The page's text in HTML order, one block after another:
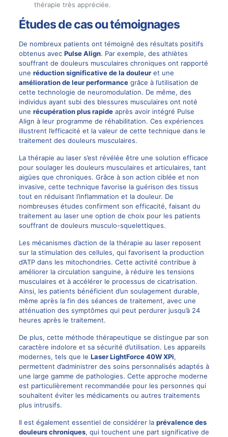
thérapie très appréciée.
Études de cas ou témoignages
De nombreux patients ont témoigné des résultats positifs
obtenus avec Pulse Align. Par exemple, des athlètes
souffrant de douleurs musculaires chroniques ont rapporté
une réduction significative de la douleuret une
amélioration de leur performancegrâce à l’utilisation de
cette technologie de neuromodulation. De même, des
individus ayant subi des blessures musculaires ont noté
une récupération plus rapideaprès avoir intégré Pulse
Align à leur programme de réhabilitation. Ces expériences
illustrent l’efficacité et la valeur de cette technique dans le
traitement des douleurs musculaires.
La thérapie au laser s’est révélée être une solution efficace
pour soulager les douleurs musculaires et articulaires, tant
aigües que chroniques. Grâce à son action ciblée et non
invasive, cette technique favorise la guérison des tissus
tout en réduisant l’inflammation et la douleur. De
nombreuses études confirment son efficacité, faisant du
traitement au laser une option de choix pour les patients
souffrant de douleurs musculo-squelettiques.
Les mécanismes d’action de la thérapie au laser reposent
sur la stimulation des cellules, qui favorisent la production
d’ATP dans les mitochondries. Cette activité contribue à
améliorer la circulation sanguine, à réduire les tensions
musculaires et à accélérer le processus de cicatrisation.
Ainsi, les patients bénéficient d’un soulagement durable,
même après la fin des séances de traitement, avec une
atténuation des symptômes qui peut perdurer jusqu’à 24
heures après le traitement.
De plus, cette méthode thérapeutique se distingue par son
caractère indolore et sa sécurité d’utilisation. Les appareils
modernes, tels que le Laser LightForce 40W XPi,
permettent d’administrer des soins personnalisés adaptés à
une large gamme de pathologies. Cette approche moderne
est particulièrement recommandée pour les personnes qui
souhaitent éviter les médicaments ou autres traitements
plus intrusifs.
Il est également essentiel de considérer la prévalence des
douleurs chroniques, qui touchent une part significative de